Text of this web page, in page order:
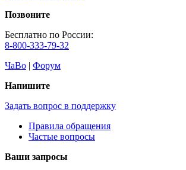
Позвоните
Бесплатно по России:
8-800-333-79-32
ЧаВо | Форум
Напишите
Задать вопрос в поддержку
Правила обращения
Частые вопросы
Ваши запросы